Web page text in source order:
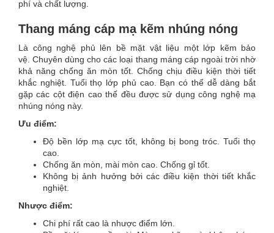
phí và chất lượng.
Thang máng cáp mạ kẽm nhúng nóng
Là công nghệ phủ lên bề mặt vật liệu một lớp kẽm bảo
vệ. Chuyên dùng cho các loại thang máng cáp ngoài trời nhờ
khả năng chống ăn mòn tốt. Chống chịu điều kiện thời tiết
khắc nghiệt. Tuổi thọ lớp phủ cao. Bạn có thể dễ dàng bắt
gặp các cột điện cao thế đều được sử dụng công nghệ mạ
nhúng nóng này.
Ưu điểm:
Độ bền lớp mạ cực tốt, không bị bong tróc. Tuổi thọ
cao.
Chống ăn mòn, mài mòn cao. Chống gỉ tốt.
Không bị ảnh hưởng bởi các điều kiện thời tiết khắc
nghiệt.
Nhược điểm:
Chi phí rất cao là nhược điểm lớn.